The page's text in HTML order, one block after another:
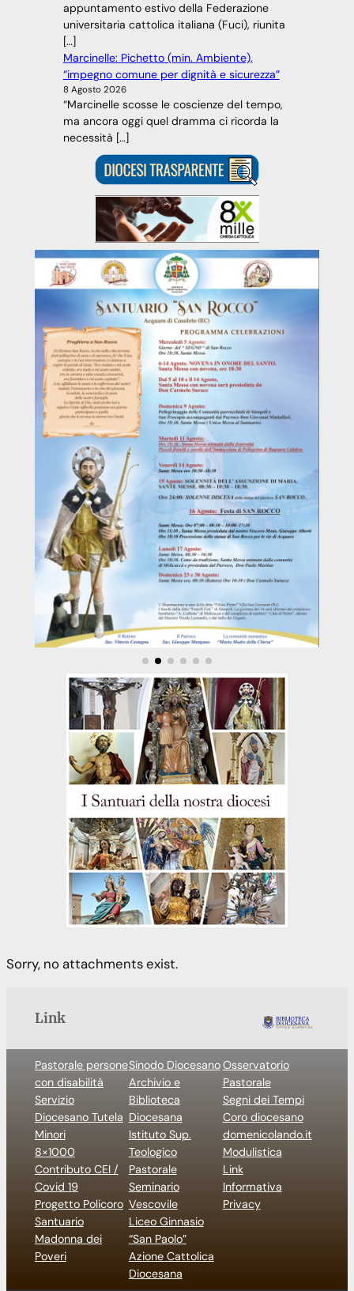
appuntamento estivo della Federazione
universitaria cattolica italiana (Fuci), riunita
[…]
Marcinelle: Pichetto (min. Ambiente),
“impegno comune per dignità e sicurezza”
8 Agosto 2026
“Marcinelle scosse le coscienze del tempo,
ma ancora oggi quel dramma ci ricorda la
necessità […]
Sorry, no attachments exist.
Link
Pastorale persone
con disabilità
Servizio
Diocesano Tutela
Minori
8×1000
Contributo CEI /
Covid 19
Progetto Policoro
Santuario
Madonna dei
Poveri
Sinodo Diocesano
Archivio e
Biblioteca
Diocesana
Istituto Sup.
Teologico
Pastorale
Seminario
Vescovile
Liceo Ginnasio
“San Paolo”
Azione Cattolica
Diocesana
Osservatorio
Pastorale
Segni dei Tempi
Coro diocesano
domenicolando.it
Modulistica
Link
Informativa
Privacy